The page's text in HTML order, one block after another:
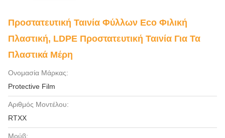
Προστατευτική Ταινία Φύλλων Eco Φιλική
Πλαστική, LDPE Προστατευτική Ταινία Για Τα
Πλαστικά Μέρη
Ονομασία Μάρκας:
Protective Film
Αριθμός Μοντέλου:
RTXX
Μούβ: